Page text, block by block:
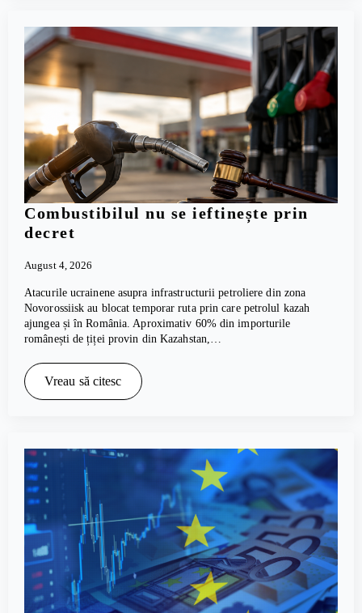
Combustibilul nu se ieftinește prin
decret
August 4, 2026
Atacurile ucrainene asupra infrastructurii petroliere din zona
Novorossiisk au blocat temporar ruta prin care petrolul kazah
ajungea și în România. Aproximativ 60% din importurile
românești de țiței provin din Kazahstan,…
Vreau să citesc